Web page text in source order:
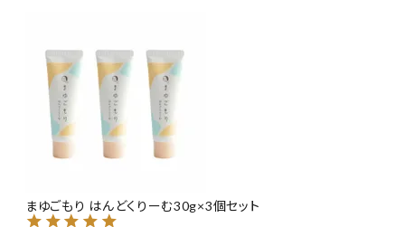
まゆごもり はんどくりーむ30g×3個セット